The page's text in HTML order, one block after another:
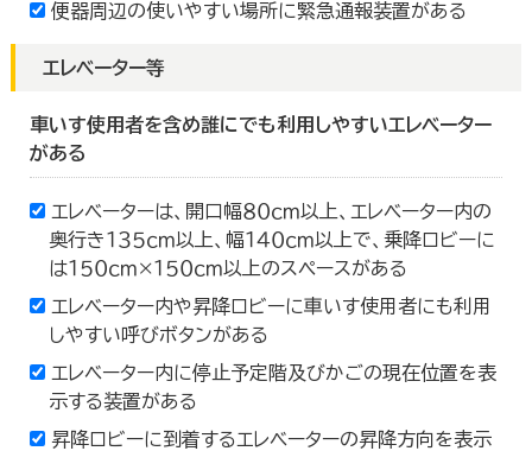
便器周辺の使いやすい場所に緊急通報装置がある
エレベーター等
車いす使用者を含め誰にでも利用しやすいエレベーター
がある
エレベーターは、開口幅８０ｃｍ以上、エレベーター内の
奥行き１３５ｃｍ以上、幅１４０ｃｍ以上で、乗降ロビーに
は１５０ｃｍ×１５０ｃｍ以上のスペースがある
エレベーター内や昇降ロビーに車いす使用者にも利用
しやすい呼びボタンがある
エレベーター内に停止予定階及びかごの現在位置を表
示する装置がある
昇降ロビーに到着するエレベーターの昇降方向を表示